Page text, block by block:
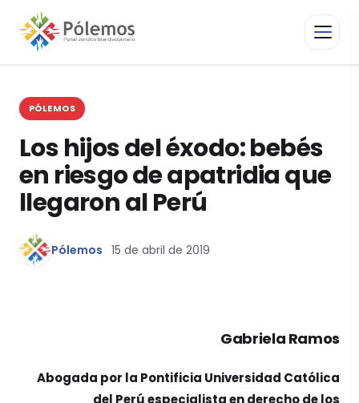
PÓLEMOS
Los hijos del éxodo: bebés
en riesgo de apatridia que
llegaron al Perú
Pólemos 15 de abril de 2019
Gabriela Ramos
Abogada por la Pontificia Universidad Católica
del Perú especialista en derecho de los